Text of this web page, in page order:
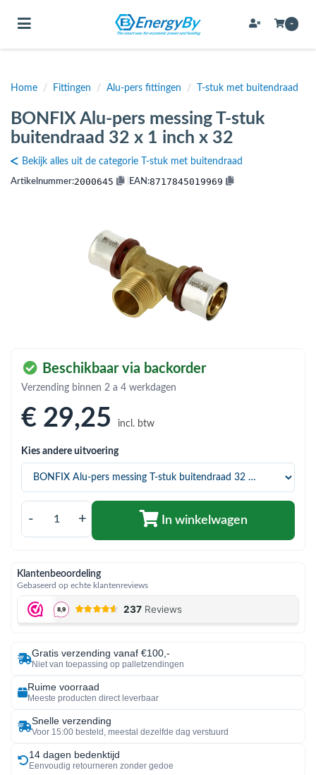
(Bevestigingsmateriaal / schroeven)
(Buffervaten, hygiene boilers & boilervaten)
(Expansievaten)
(Flexibele slangen)
(Hemelwaterafvoer & riolering)
(Installatiemateriaal)
(Verwarming, kachels & ketels)
(Warmtepompen en warmtepompboilers)
Toggle navigation -
Home / Fittingen / Alu-pers fittingen / T-stuk met buitendraad
BONFIX Alu-pers messing T-stuk
buitendraad 32 x 1 inch x 32
Bekijk alles uit de categorie T-stuk met buitendraad
Artikelnummer:2000645 EAN:8717845019969
Beschikbaar via backorder
Verzending binnen 2 a 4 werkdagen
€ 29,25 incl. btw
Kies andere uitvoering
- + In winkelwagen
Klantenbeoordeling
Gebaseerd op echte klantenreviews
Gratis verzending vanaf €100,-
Niet van toepassing op palletzendingen
Ruime voorraad
Meeste producten direct leverbaar
Snelle verzending
Voor 15:00 besteld, meestal dezelfde dag verstuurd
14 dagen bedenktijd
Eenvoudig retourneren zonder gedoe